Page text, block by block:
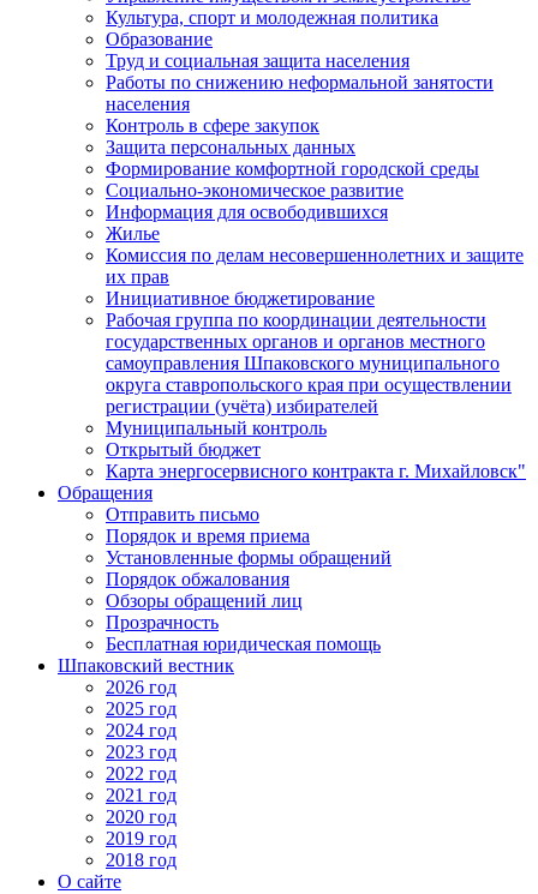
Культура, спорт и молодежная политика
Образование
Труд и социальная защита населения
Работы по снижению неформальной занятости
населения
Контроль в сфере закупок
Защита персональных данных
Формирование комфортной городской среды
Социально-экономическое развитие
Информация для освободившихся
Жилье
Комиссия по делам несовершеннолетних и защите
их прав
Инициативное бюджетирование
Рабочая группа по координации деятельности
государственных органов и органов местного
самоуправления Шпаковского муниципального
округа ставропольского края при осуществлении
регистрации (учёта) избирателей
Муниципальный контроль
Открытый бюджет
Карта энергосервисного контракта г. Михайловск"
Обращения
Отправить письмо
Порядок и время приема
Установленные формы обращений
Порядок обжалования
Обзоры обращений лиц
Прозрачность
Бесплатная юридическая помощь
Шпаковский вестник
2026 год
2025 год
2024 год
2023 год
2022 год
2021 год
2020 год
2019 год
2018 год
О сайте